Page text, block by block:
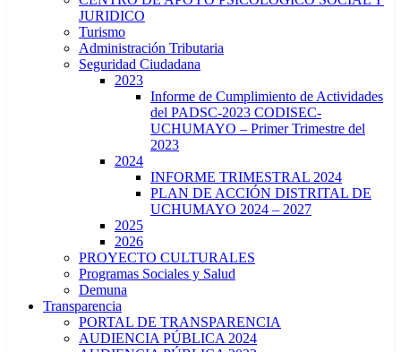
JURIDICO
Turismo
Administración Tributaria
Seguridad Ciudadana
2023
Informe de Cumplimiento de Actividades
del PADSC-2023 CODISEC-
UCHUMAYO – Primer Trimestre del
2023
2024
INFORME TRIMESTRAL 2024
PLAN DE ACCIÓN DISTRITAL DE
UCHUMAYO 2024 – 2027
2025
2026
PROYECTO CULTURALES
Programas Sociales y Salud
Demuna
Transparencia
PORTAL DE TRANSPARENCIA
AUDIENCIA PÚBLICA 2024